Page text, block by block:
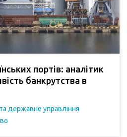
портів: аналітик
банкрутства в
державне управління